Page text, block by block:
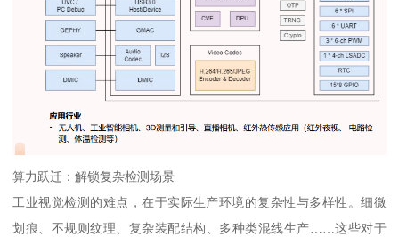
算力跃迁：解锁复杂检测场景
工业视觉检测的难点，在于实际生产环境的复杂性与多样性。细微
划痕、不规则纹理、复杂装配结构、多种类混线生产……这些对于